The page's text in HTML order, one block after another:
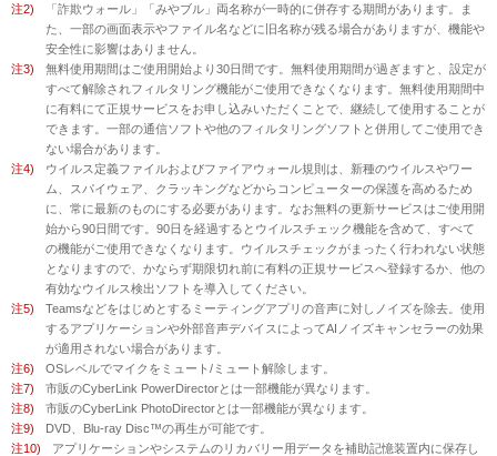
注2)
「詐欺ウォール」「みやブル」両名称が一時的に併存する期間があります。ま
た、一部の画面表示やファイル名などに旧名称が残る場合がありますが、機能や
安全性に影響はありません。
注3)
無料使用期間はご使用開始より30日間です。無料使用期間が過ぎますと、設定が
すべて解除されフィルタリング機能がご使用できなくなります。無料使用期間中
に有料にて正規サービスをお申し込みいただくことで、継続して使用することが
できます。一部の通信ソフトや他のフィルタリングソフトと併用してご使用でき
ない場合があります。
注4)
ウイルス定義ファイルおよびファイアウォール規則は、新種のウイルスやワー
ム、スパイウェア、クラッキングなどからコンピューターの保護を高めるため
に、常に最新のものにする必要があります。なお無料の更新サービスはご使用開
始から90日間です。90日を経過するとウイルスチェック機能を含めて、すべて
の機能がご使用できなくなります。ウイルスチェックがまったく行われない状態
となりますので、かならず期限切れ前に有料の正規サービスへ登録するか、他の
有効なウイルス検出ソフトを導入してください。
注5)
Teamsなどをはじめとするミーティングアプリの音声に対しノイズを除去。使用
するアプリケーションや外部音声デバイスによってAIノイズキャンセラーの効果
が適用されない場合があります。
注6)
OSレベルでマイクをミュート/ミュート解除します。
注7)
市販のCyberLink PowerDirectorとは一部機能が異なります。
注8)
市販のCyberLink PhotoDirectorとは一部機能が異なります。
注9)
DVD、Blu-ray Disc™の再生が可能です。
注10)
アプリケーションやシステムのリカバリー用データを補助記憶装置内に保存し